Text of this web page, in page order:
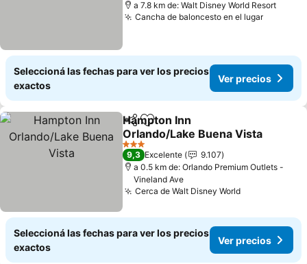
a 7.8 km de: Walt Disney World Resort
Cancha de baloncesto en el lugar
Seleccioná las fechas para ver los precios
exactos
Ver precios
CompartirAñadir a favoritos
Hampton Inn
Orlando/Lake Buena Vista
3 Estrellas
9,3 Excelente
9.107
a 0.5 km de: Orlando Premium Outlets -
Vineland Ave
Cerca de Walt Disney World
Seleccioná las fechas para ver los precios
exactos
Ver precios